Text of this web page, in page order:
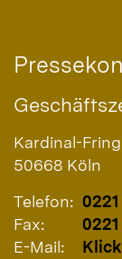
Kardinal-
50668 Köln
Telefon:
Fax:
E-Mail: